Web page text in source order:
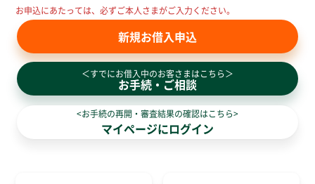
お申込にあたっては、必ずご本人さまがご入力ください。
新規お借入申込
＜すでにお借入中のお客さまはこちら＞
お手続・ご相談
<お手続の再開・審査結果の確認はこちら>
マイページにログイン